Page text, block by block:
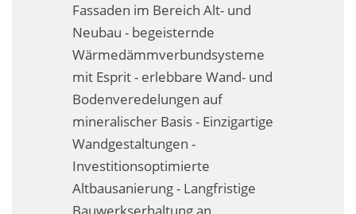
Tapezierarbeiten
Wandbegrünungen
Wärmedämmung / WDVS
Service ›
Entspannter Urlaubsservice
Business-Lösungen
Fassaden im Bereich Alt- und
Neubau - begeisternde
Wärmedämmverbundsysteme
mit Esprit - erlebbare Wand- und
Bodenveredelungen auf
mineralischer Basis - Einzigartige
Wandgestaltungen -
Investitionsoptimierte
Altbausanierung - Langfristige